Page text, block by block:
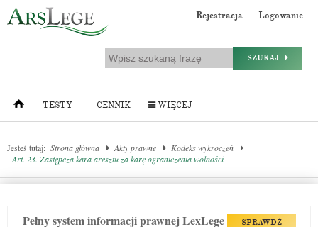
Rejestracja Logowanie
SZUKAJ
TESTY CENNIK WIĘCEJ
Jesteś tutaj: Strona główna Akty prawne
Kodeks wykroczeń
Art. 23. Zastępcza kara aresztu za karę ograniczenia wolności
Pełny system informacji prawnej LexLege SPRAWDŹ